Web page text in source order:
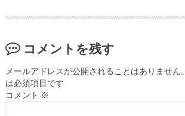
コメントを残す
メールアドレスが公開されることはありません。
は必須項目です
コメント ※